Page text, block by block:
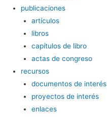
publicaciones
artículos
libros
capítulos de libro
actas de congreso
recursos
documentos de interés
proyectos de interés
enlaces